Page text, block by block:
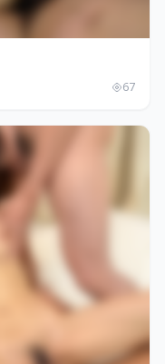
67